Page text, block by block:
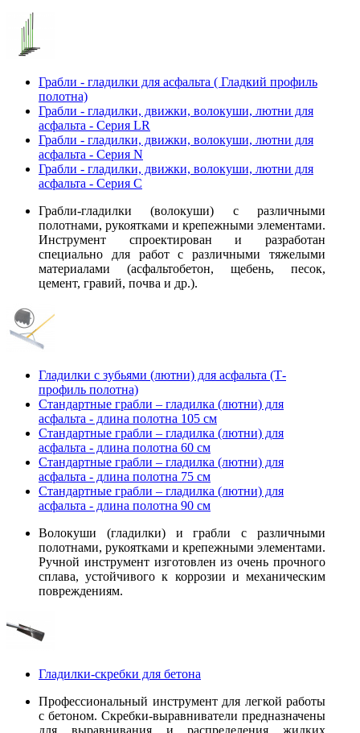
Грабли - гладилки для асфальта ( Гладкий профиль
полотна)
Грабли - гладилки, движки, волокуши, лютни для
асфальта - Серия LR
Грабли - гладилки, движки, волокуши, лютни для
асфальта - Серия N
Грабли - гладилки, движки, волокуши, лютни для
асфальта - Серия С
Грабли-гладилки (волокуши) с различными
полотнами, рукоятками и крепежными элементами.
Инструмент спроектирован и разработан
специально для работ с различными тяжелыми
материалами (асфальтобетон, щебень, песок,
цемент, гравий, почва и др.).
Гладилки с зубьями (лютни) для асфальта (Т-
профиль полотна)
Стандартные грабли – гладилка (лютни) для
асфальта - длина полотна 105 см
Стандартные грабли – гладилка (лютни) для
асфальта - длина полотна 60 см
Стандартные грабли – гладилка (лютни) для
асфальта - длина полотна 75 см
Стандартные грабли – гладилка (лютни) для
асфальта - длина полотна 90 см
Волокуши (гладилки) и грабли с различными
полотнами, рукоятками и крепежными элементами.
Ручной инструмент изготовлен из очень прочного
сплава, устойчивого к коррозии и механическим
повреждениям.
Гладилки-скребки для бетона
Профессиональный инструмент для легкой работы
с бетоном. Скребки-выравниватели предназначены
для выравнивания и распределения жидких